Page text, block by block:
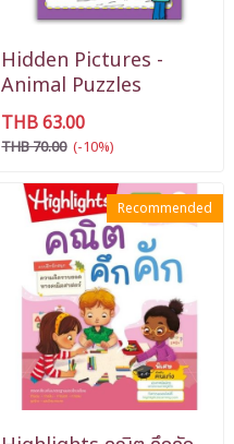
Hidden Pictures -
Animal Puzzles
THB 63.00
THB 70.00 (-10%)
Recommended